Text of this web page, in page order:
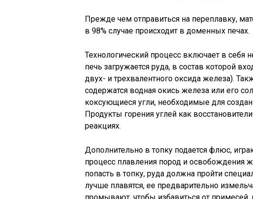
Прежде чем отправиться на переплавку,
в 98% случае происходит в доменных печах.
Технологический процесс включает в себя
печь загружается руда, в состав которой
двух- и трехвалентного оксида железа).
содержатся водная окись железа или его
коксующиеся угли, необходимые для
Продукты горения углей как
реакциях.
Дополнительно в топку подается флюс,
процесс плавления пород и освобождения
попасть в топку, руда должна пройти
лучше плавятся, ее предварительно